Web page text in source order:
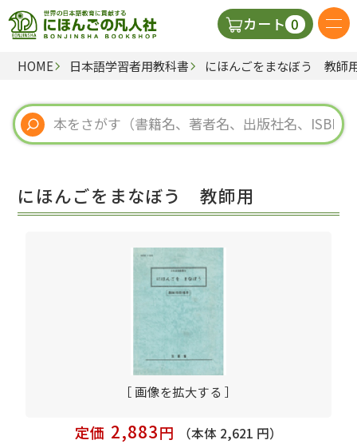
カート 0
日本語の教科書
視聴覚・補助教材
教師用参考書
HOME 日本語学習者用教科書 にほんごをまなぼう 教師
にほんごをまなぼう 教師用
［ 画像を拡大する ］
定価 2,883円
（本体 2,621 円）